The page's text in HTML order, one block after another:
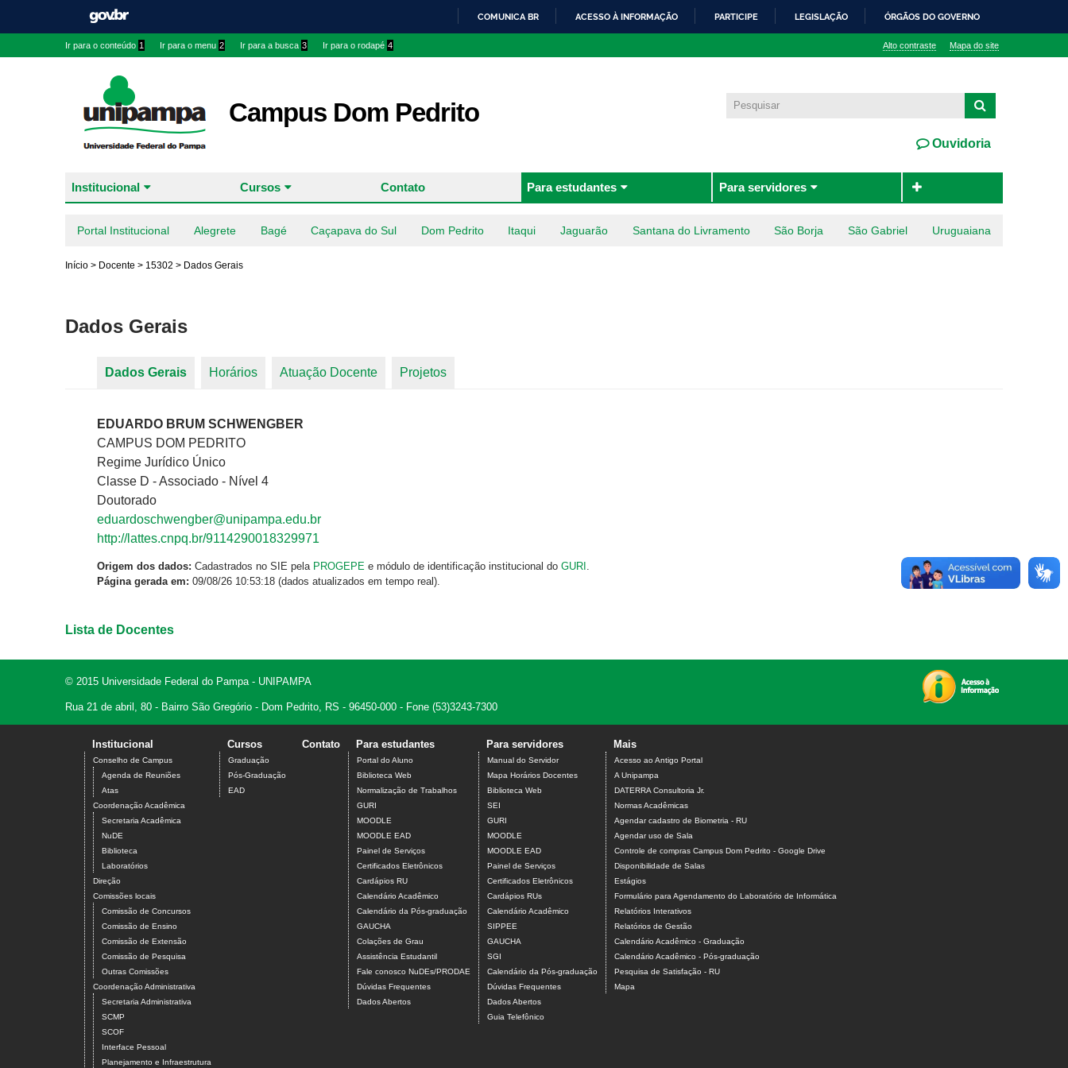
COMUNICA BR ACESSO À INFORMAÇÃO PARTICIPE LEGISLAÇÃO ÓRGÃOS DO GOVERNO
Ir para o conteúdo 1 Ir para o menu 2 Ir para a busca 3 Ir para o rodapé 4 Alto contraste Mapa do site
Campus Dom Pedrito
Ouvidoria
Institucional Cursos Contato Para estudantes Para servidores
Portal Institucional Alegrete Bagé Caçapava do Sul Dom Pedrito Itaqui Jaguarão Santana do Livramento São Borja São Gabriel Uruguaiana
Início > Docente > 15302 > Dados Gerais
Dados Gerais
Dados Gerais (aba ativa)
Horários Atuação Docente Projetos
EDUARDO BRUM SCHWENGBER
CAMPUS DOM PEDRITO
Regime Jurídico Único
Classe D - Associado - Nível 4
Doutorado
eduardoschwengber@unipampa.edu.br
http://lattes.cnpq.br/9114290018329971
Origem dos dados: Cadastrados no SIE pela PROGEPE e módulo de identificação institucional do GURI
Página gerada em: 09/08/26 10:53:18 (dados atualizados em tempo real).
Lista de Docentes
© 2015 Universidade Federal do Pampa - UNIPAMPA
Rua 21 de abril, 80 - Bairro São Gregório - Dom Pedrito, RS - 96450-000 - Fone (53)3243-7300
Institucional
Conselho de Campus
Agenda de Reuniões
Atas
Coordenação Acadêmica
Secretaria Acadêmica
NuDE
Biblioteca
Laboratórios
Direção
Comissões locais
Comissão de Concursos
Comissão de Ensino
Comissão de Extensão
Comissão de Pesquisa
Outras Comissões
Coordenação Administrativa
Secretaria Administrativa
SCMP
SCOF
Interface Pessoal
Planejamento e Infraestrutura
Cursos
Graduação
Pós-Graduação
EAD
Contato Para estudantes
Portal do Aluno
Biblioteca Web
Normalização de Trabalhos
GURI
MOODLE
MOODLE EAD
Painel de Serviços
Certificados Eletrônicos
Cardápios RU
Calendário Acadêmico
Calendário da Pós-graduação
GAUCHA
Colações de Grau
Assistência Estudantil
Fale conosco NuDEs/PRODAE
Dúvidas Frequentes
Dados Abertos
Para servidores
Manual do Servidor
Mapa Horários Docentes
Biblioteca Web
SEI
GURI
MOODLE
MOODLE EAD
Painel de Serviços
Certificados Eletrônicos
Cardápios RUs
Calendário Acadêmico
SIPPEE
GAUCHA
SGI
Calendário da Pós-graduação
Dúvidas Frequentes
Dados Abertos
Guia Telefônico
Mais
Acesso ao Antigo Portal
A Unipampa
DATERRA Consultoria Jr.
Normas Acadêmicas
Agendar cadastro de Biometria - RU
Agendar uso de Sala
Controle de compras Campus Dom Pedrito - Google Drive
Disponibilidade de Salas
Estágios
Formulário para Agendamento do Laboratório de Informática
Relatórios Interativos
Relatórios de Gestão
Calendário Acadêmico - Graduação
Calendário Acadêmico - Pós-graduação
Pesquisa de Satisfação - RU
Mapa